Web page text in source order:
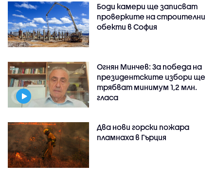
Боди камери ще записват
проверките на строителни
обекти в София
Огнян Минчев: За победа на
президентските избори ще
трябват минимум 1,2 млн.
гласа
Два нови горски пожара
пламнаха в Гърция